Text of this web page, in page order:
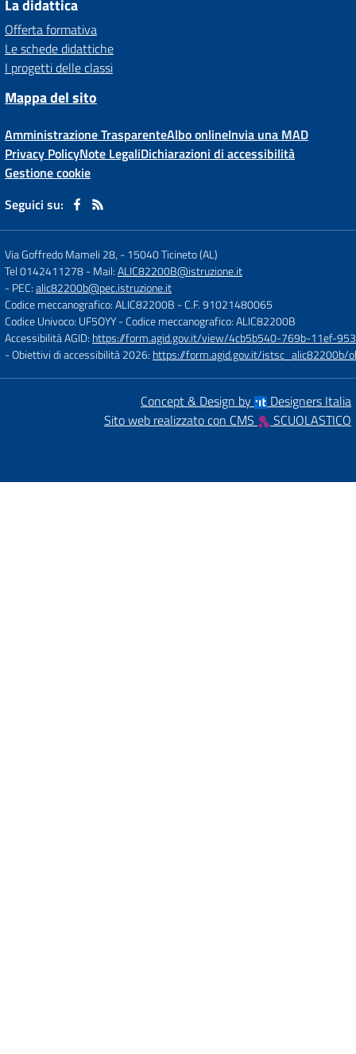
La didattica
Offerta formativa
Le schede didattiche
I progetti delle classi
Mappa del sito
Amministrazione TrasparenteAlbo onlineInvia una MAD
Privacy PolicyNote LegaliDichiarazioni di accessibilità
Gestione cookie
Seguici su:
Via Goffredo Mameli 28, -15040 Ticineto (AL)
Tel 0142411278- Mail:ALIC82200B@istruzione.it
- PEC:alic82200b@pec.istruzione.it
Codice meccanografico: ALIC82200B - C.F. 91021480065
Codice Univoco: UF5OYY- Codice meccanografico: ALIC82200B
Accessibilità AGID: https://form.agid.gov.it/view/4cb5b540-769b-11ef-
- Obiettivi di accessibilità 2026: https://form.agid.gov.it/
Concept & Design by
Designers Italia
Sito web realizzato con CMS
SCUOLASTICO